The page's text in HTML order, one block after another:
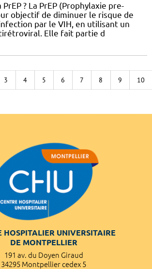
PrEP ? La PrEP (Prophylaxie pre-
objectif de diminuer le risque de
par le VIH, en utilisant un
Elle fait partie d
3 4 5 6 7 8 9 10
HOSPITALIER UNIVERSITAIRE
DE MONTPELLIER
191 av. du Doyen Giraud
34295 Montpellier cedex 5